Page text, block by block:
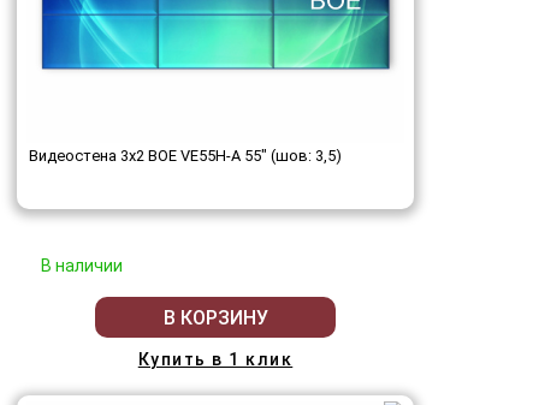
Видеостена 3x2 BOE VE55H-A 55" (шов: 3,5)
В наличии
В КОРЗИНУ
Купить в 1 клик